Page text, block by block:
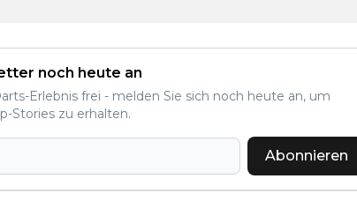
noch heute an
Erlebnis frei - melden Sie sich noch heute an, um
Stories zu erhalten.
Abonnieren